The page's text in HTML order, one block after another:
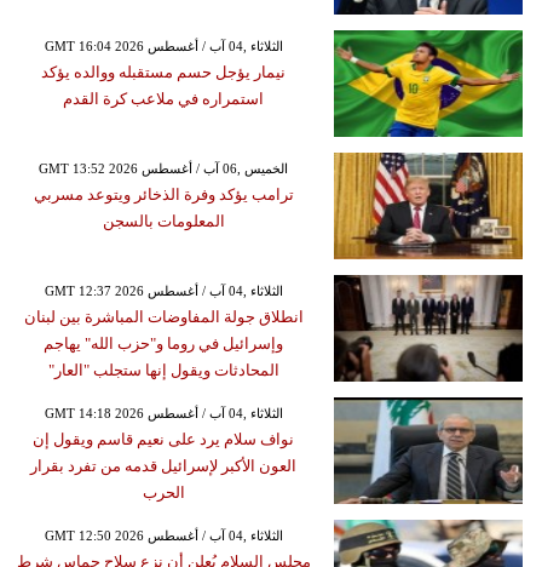
GMT 16:04 2026 الثلاثاء ,04 آب / أغسطس
نيمار يؤجل حسم مستقبله ووالده يؤكد
استمراره في ملاعب كرة القدم
GMT 13:52 2026 الخميس ,06 آب / أغسطس
ترامب يؤكد وفرة الذخائر ويتوعد مسربي
المعلومات بالسجن
GMT 12:37 2026 الثلاثاء ,04 آب / أغسطس
انطلاق جولة المفاوضات المباشرة بين لبنان
وإسرائيل في روما و"حزب الله" يهاجم
المحادثات ويقول إنها ستجلب "العار"
GMT 14:18 2026 الثلاثاء ,04 آب / أغسطس
نواف سلام يرد على نعيم قاسم ويقول إن
العون الأكبر لإسرائيل قدمه من تفرد بقرار
الحرب
GMT 12:50 2026 الثلاثاء ,04 آب / أغسطس
مجلس السلام يُعلن أن نزع سلاح حماس شرط